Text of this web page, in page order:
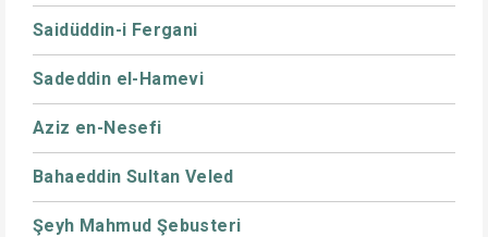
Saidüddin-i Fergani
Sadeddin el-Hamevi
Aziz en-Nesefi
Bahaeddin Sultan Veled
Şeyh Mahmud Şebusteri